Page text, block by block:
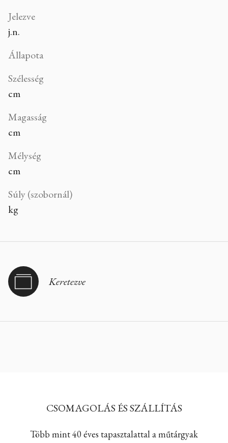
Jelezve
j.n.
Állapota
Szélesség
cm
Magasság
cm
Mélység
cm
Súly (szobornál)
kg
Keretezve
CSOMAGOLÁS ÉS SZÁLLÍTÁS
Több mint 40 éves tapasztalattal a műtárgyak